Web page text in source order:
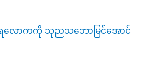
ရလောကကို သုညသဘောမြင်အောင်